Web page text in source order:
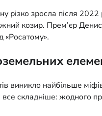
різко зросла після
козир. Прем’єр
«Росатому».
виникло найбільше
складніше: жодного